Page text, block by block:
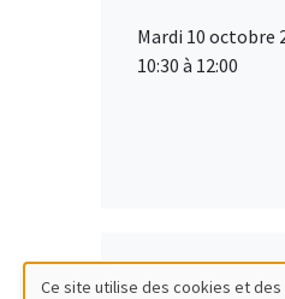
Mardi 10 octobre
10:30 à 12:00
Vendredi 22
Ce site utilise des cookies et